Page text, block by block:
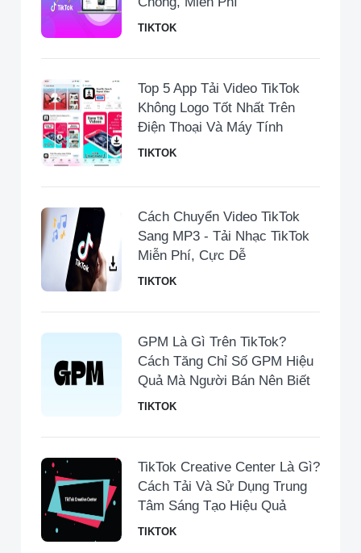
TIKTOK
Top 5 App Tải Video TikTok
Không Logo Tốt Nhất Trên
Điện Thoại Và Máy Tính
TIKTOK
Cách Chuyển Video TikTok
Sang MP3 - Tải Nhạc TikTok
Miễn Phí, Cực Dễ
TIKTOK
GPM Là Gì Trên TikTok?
Cách Tăng Chỉ Số GPM Hiệu
Quả Mà Người Bán Nên Biết
TIKTOK
TikTok Creative Center Là Gì?
Cách Tải Và Sử Dụng Trung
Tâm Sáng Tạo Hiệu Quả
TIKTOK